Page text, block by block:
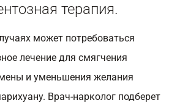
терапия.
может потребоваться
лечение для смягчения
и уменьшения желания
Врач-нарколог подберет